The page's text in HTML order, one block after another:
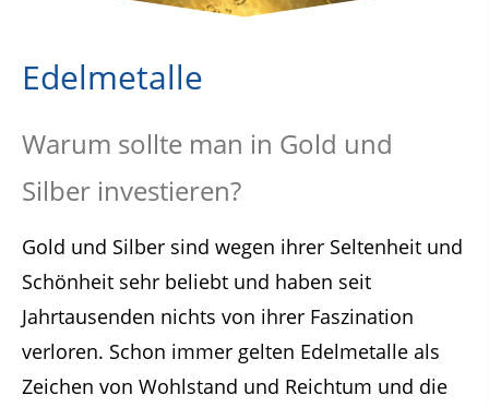
Edelmetalle
Warum sollte man in Gold und
Silber investieren?
Gold und Silber sind wegen ihrer Seltenheit und
Schönheit sehr beliebt und haben seit
Jahrtausenden nichts von ihrer Faszination
verloren. Schon immer gelten Edelmetalle als
Zeichen von Wohlstand und Reichtum und die